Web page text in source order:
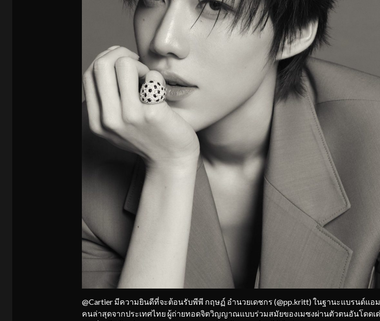
@Cartier มีความยินดีที่จะต้อนรับพีพี กฤษฏ์ อำนวยเดชกร (@pp.kritt) ในฐานะแบรนด์แอ
คนล่าสุดจากประเทศไทย ผู้ถ่ายทอดจิตวิญญาณแบบร่วมสมัยของเมซงผ่านตัวตนอันโดดเ